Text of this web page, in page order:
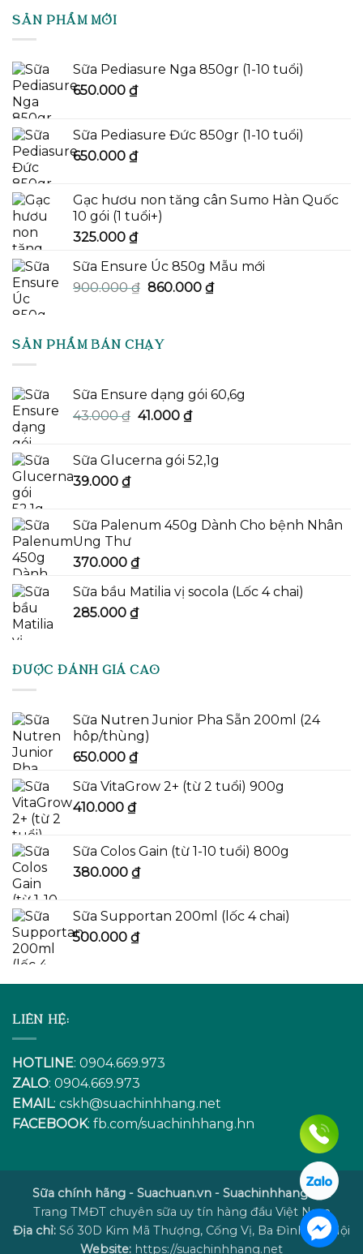
SẢN PHẨM MỚI
Sữa Pediasure Nga 850gr (1-10 tuổi)
650.000 ₫
Sữa Pediasure Đức 850gr (1-10 tuổi)
650.000 ₫
Gạc hươu non tăng cân Sumo Hàn Quốc
10 gói (1 tuổi+)
325.000 ₫
Sữa Ensure Úc 850g Mẫu mới
900.000₫ Giá
900.000 ₫.
860.000 ₫Giá
SẢN PHẨM BÁN CHẠY
Sữa Ensure dạng gói 60,6g
43.000₫ Giá
43.000 ₫.
41.000 ₫Giá
là:
Sữa Glucerna gói 52,1g
39.000 ₫
Sữa Palenum 450g Dành Cho bệnh Nhân
Ung Thư
370.000 ₫
Sữa bầu Matilia vị socola (Lốc 4 chai)
285.000 ₫
ĐƯỢC ĐÁNH GIÁ CAO
Sữa Nutren Junior Pha Sẵn 200ml (24
hôp/thùng)
650.000 ₫
Sữa VitaGrow 2+ (từ 2 tuổi) 900g
410.000 ₫
Sữa Colos Gain (từ 1-10 tuổi) 800g
380.000 ₫
Sữa Supportan 200ml (lốc 4 chai)
500.000 ₫
LIÊN HỆ:
HOTLINE: 0904.669.973
ZALO: 0904.669.973
EMAIL: cskh@suachinhhang.net
FACEBOOK: fb.com/suachinhhang.hn
Sữa chính hãng - Suachuan.vn - Suachinhhang.net
Trang TMĐT chuyên sữa uy tín hàng đầu Việt Nam
Địa chỉ: Số 30D Kim Mã Thượng, Cống Vị, Ba Đình, Hà Nội
Website: https://suachinhhang.net